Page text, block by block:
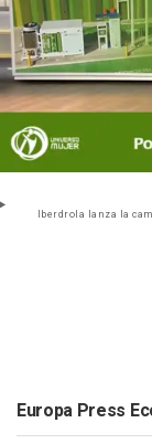
Iberdrola lanza la
Europa Press